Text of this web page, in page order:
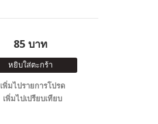
85 บาท
หยิบใส่ตะกร้า
เพิ่มไปรายการโปรด
เพิ่มไปเปรียบเทียบ